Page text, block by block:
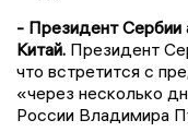
- Президент Сербии
Китай. Президент
что встретится с
«через несколько
России Владимира